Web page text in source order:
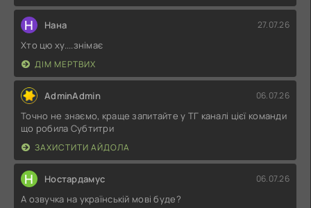
Н Нана 27.07.26
Хто цю ху....знімає
ДІМ МЕРТВИХ
AdminAdmin 06.07.26
Точно не знаємо, краще запитайте у ТГ каналі цієї команди
що робила Субтитри
ЗАХИСТИТИ АЙДОЛА
Н Ностардамус 06.07.26
А озвучка на українській мові буде?